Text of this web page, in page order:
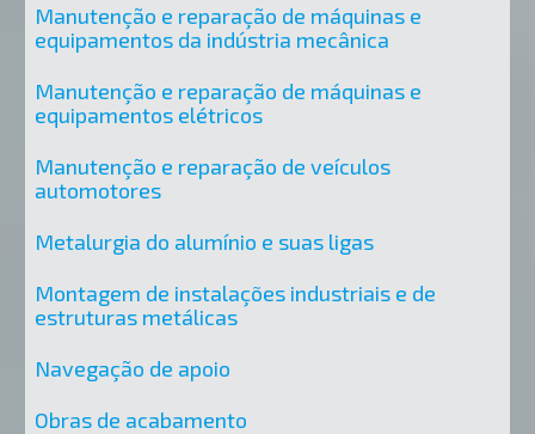
Manutenção e reparação de máquinas e
equipamentos da indústria mecânica
Manutenção e reparação de máquinas e
equipamentos elétricos
Manutenção e reparação de veículos
automotores
Metalurgia do alumínio e suas ligas
Montagem de instalações industriais e de
estruturas metálicas
Navegação de apoio
Obras de acabamento